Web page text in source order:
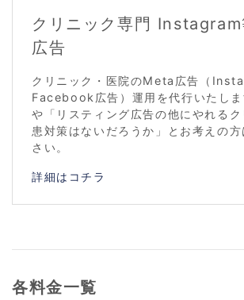
クリニック専門
広告
クリニック・医院のMeta広告（
Facebook広告）運用を代行いたしま
や「リスティング広告の他にやれる
患対策はないだろうか」とお考えの
さい。
詳細はコチラ
各料金一覧